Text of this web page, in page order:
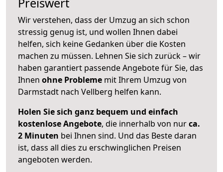
Wir verstehen, dass der Umzug an sich schon
stressig genug ist, und wollen Ihnen dabei
helfen, sich keine Gedanken über die Kosten
machen zu müssen. Lehnen Sie sich zurück – wir
haben garantiert passende Angebote für Sie, das
Ihnen ohne Probleme mit Ihrem Umzug von
Darmstadt nach Vellberg helfen kann.
Holen Sie sich ganz bequem und einfach
kostenlose Angebote, die innerhalb von nurca.
2 Minuten bei Ihnen sind. Und das Beste daran
ist, dass all dies zu erschwinglichen Preisen
angeboten werden.